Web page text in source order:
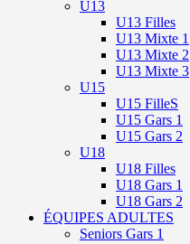
U13
U13 Filles
U13 Mixte 1
U13 Mixte 2
U13 Mixte 3
U15
U15 FilleS
U15 Gars 1
U15 Gars 2
U18
U18 Filles
U18 Gars 1
U18 Gars 2
ÉQUIPES ADULTES
Seniors Gars 1